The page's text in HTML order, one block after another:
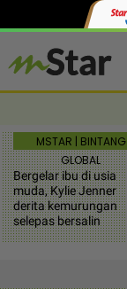
MSTAR | BINTANG
GLOBAL
Bergelar ibu di usia
muda, Kylie Jenner
derita kemurungan
selepas bersalin